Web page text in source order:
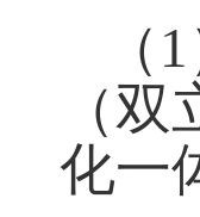
（
（
化一